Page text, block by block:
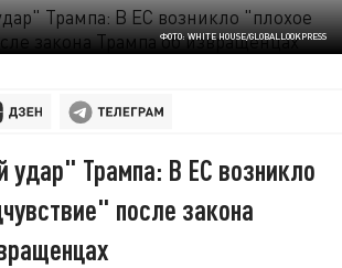
ФОТО: WHITE HOUSE/GLOBALLOOKPRESS
Трампа: В ЕС возникло
после закона